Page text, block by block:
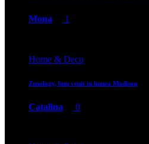
Mona 1
Home & Deco
Zenology, bun venit in lumea Madison
Catalina 0